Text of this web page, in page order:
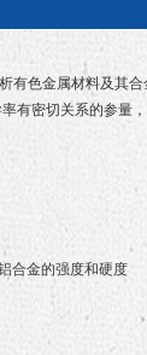
色金属材料及其
有密切关系的参量
合金的强度和硬度